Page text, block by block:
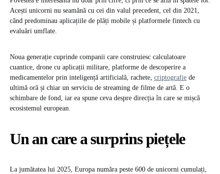
Acești unicorni nu seamănă cu cei din valul precedent, cel din 2021,
când predominau aplicațiile de plăți mobile și platformele fintech cu
evaluări umflate.
Noua generație cuprinde companii care construiesc calculatoare
cuantice, drone cu aplicații militare, platforme de descoperire a
medicamentelor prin inteligență artificială, rachete, criptografie de
ultimă oră și chiar un serviciu de streaming de filme de artă. E o
schimbare de fond, iar ea spune ceva despre direcția în care se mișcă
ecosistemul european.
Un an care a surprins piețele
La jumătatea lui 2025, Europa număra peste 600 de unicorni cumulați,